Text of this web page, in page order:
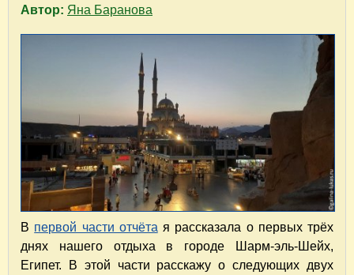
Автор: Яна Баранова
В первой части отчёта я рассказала о первых трёх
днях нашего отдыха в городе Шарм-эль-Шейх,
Египет. В этой части расскажу о следующих двух